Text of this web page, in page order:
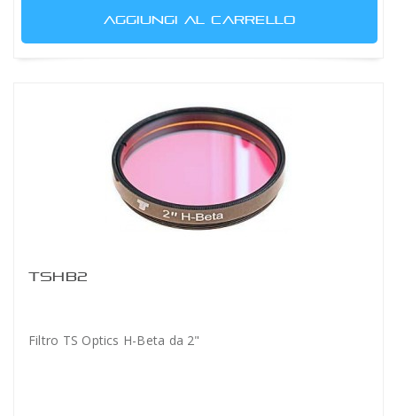
AGGIUNGI AL CARRELLO
TSHB2
Filtro TS Optics H-Beta da 2"